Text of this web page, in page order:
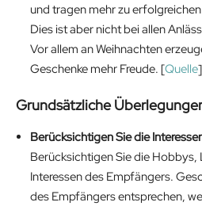
und tragen mehr zu
Dies ist aber nicht bei allen
Vor allem an Weihnachten
Geschenke mehr Freude. [Quelle
Grundsätzliche
Berücksichtigen Sie die
Berücksichtigen Sie die
Interessen des Empfängers.
des Empfängers entsprechen,